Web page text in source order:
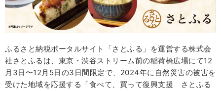
ふるさと納税ポータルサイト「さとふる」を運営する株式会
社さとふるは、東京・渋谷ストリーム前の稲荷橋広場にて12
月3日〜12月5日の3日間限定で、2024年に自然災害の被害を
受けた地域を応援する「食べて、買って復興支援 さとふる